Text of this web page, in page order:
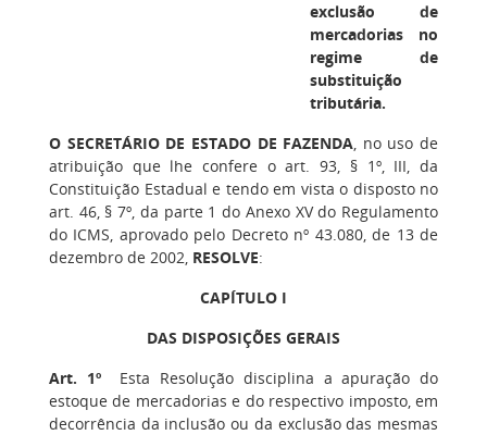
exclusão de
mercadorias no
regime de
substituição
tributária.
O SECRETÁRIO DE ESTADO DE FAZENDA, no uso de
atribuição que lhe confere o art. 93, § 1º, III, da
Constituição Estadual e tendo em vista o disposto no
art. 46, § 7º, da parte 1 do Anexo XV do Regulamento
do ICMS, aprovado pelo Decreto nº 43.080, de 13 de
dezembro de 2002, RESOLVE:
CAPÍTULO I
DAS DISPOSIÇÕES GERAIS
Art. 1ºEsta Resolução disciplina a apuração do
estoque de mercadorias e do respectivo imposto, em
decorrência da inclusão ou da exclusão das mesmas